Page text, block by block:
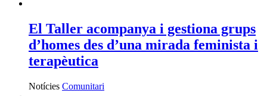
El Taller acompanya i gestiona grups
d’homes des d’una mirada feminista i
terapèutica
Notícies Comunitari